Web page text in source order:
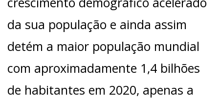
da sua população e ainda assim
detém a maior população mundial
com aproximadamente 1,4 bilhões
de habitantes em 2020, apenas a